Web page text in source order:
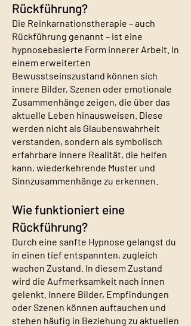
Rückführung?
Die Reinkarnationstherapie – auch
Rückführung genannt – ist eine
hypnosebasierte Form innerer Arbeit. In
einem erweiterten
Bewusstseinszustand können sich
innere Bilder, Szenen oder emotionale
Zusammenhänge zeigen, die über das
aktuelle Leben hinausweisen. Diese
werden nicht als Glaubenswahrheit
verstanden, sondern als symbolisch
erfahrbare innere Realität, die helfen
kann, wiederkehrende Muster und
Sinnzusammenhänge zu erkennen.
Wie funktioniert eine
Rückführung?
Durch eine sanfte Hypnose gelangst du
in einen tief entspannten, zugleich
wachen Zustand. In diesem Zustand
wird die Aufmerksamkeit nach innen
gelenkt. Innere Bilder, Empfindungen
oder Szenen können auftauchen und
stehen häufig in Beziehung zu aktuellen